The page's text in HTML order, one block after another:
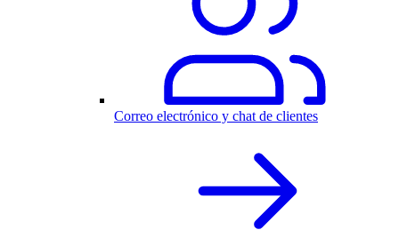
Correo electrónico y chat de clientes